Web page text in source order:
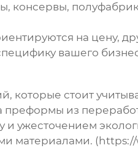
консервы,
на цену,
вашего
которые стоит
из
и ужесточением
материалами.